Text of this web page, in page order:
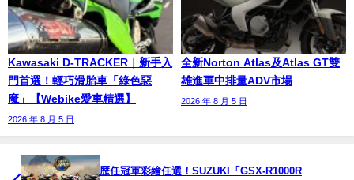
Kawasaki D-TRACKER｜新手入
門首選！輕巧滑胎車「綠色惡
魔」【Webike愛車精選】
2026 年 8 月 5 日
全新Norton Atlas及Atlas GT雙
雄進軍中排量ADV市場
2026 年 8 月 5 日
歷任冠軍彩繪任選！SUZUKI「GSX-R1000R